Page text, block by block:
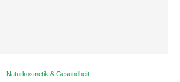
Naturkosmetik & Gesundheit